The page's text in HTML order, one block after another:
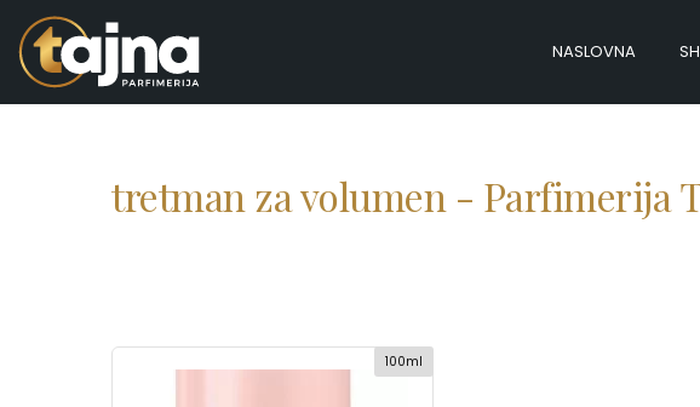
NASLOVNA
tretman za volumen - Parfimerija
100ml